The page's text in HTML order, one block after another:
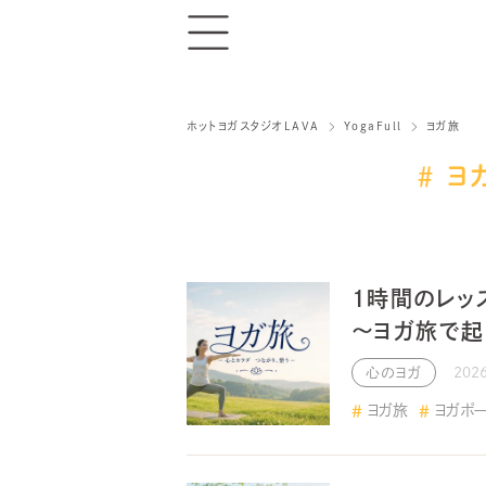
ホットヨガスタジオLAVA YogaFull ヨガ旅
ヨ
1時間のレッ
〜ヨガ旅で
心のヨガ
ヨガ旅 ヨガポ